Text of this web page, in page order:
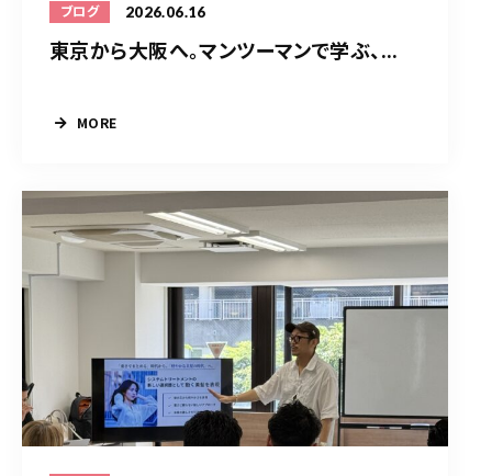
ブログ 2026.06.16
東京から大阪へ。マンツーマンで学ぶ、...
MORE